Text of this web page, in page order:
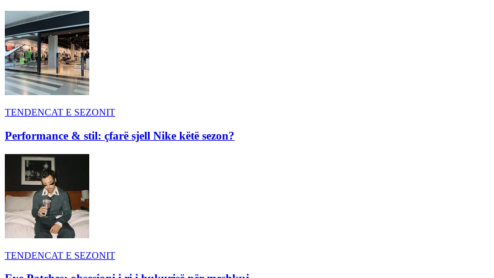
TENDENCAT E SEZONIT
Performance & stil: çfarë sjell Nike këtë sezon?
TENDENCAT E SEZONIT